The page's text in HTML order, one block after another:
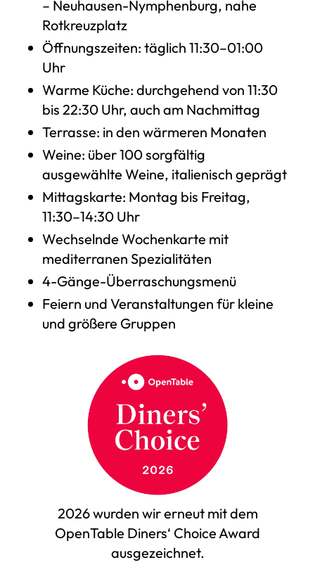
– Neuhausen-Nymphenburg, nahe
Rotkreuzplatz
Öffnungszeiten: täglich 11:30–01:00
Uhr
Warme Küche: durchgehend von 11:30
bis 22:30 Uhr, auch am Nachmittag
Terrasse: in den wärmeren Monaten
Weine: über 100 sorgfältig
ausgewählte Weine, italienisch geprägt
Mittagskarte: Montag bis Freitag,
11:30–14:30 Uhr
Wechselnde Wochenkarte mit
mediterranen Spezialitäten
4-Gänge-Überraschungsmenü
Feiern und Veranstaltungen für kleine
und größere Gruppen
2026 wurden wir erneut mit dem
OpenTable Diners‘ Choice Award
ausgezeichnet.